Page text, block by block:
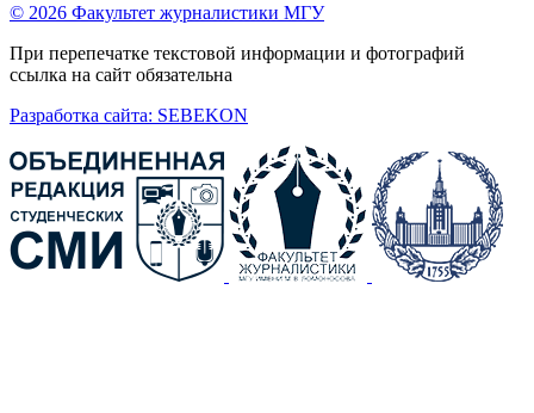
© 2026 Факультет журналистики МГУ
При перепечатке текстовой информации и фотографий
ссылка на сайт обязательна
Разработка сайта: SEBEKON